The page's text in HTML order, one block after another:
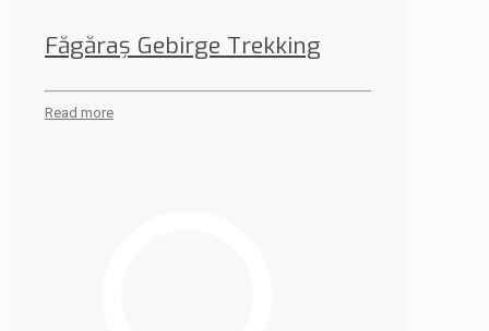
Făgăraș Gebirge Trekking
Read more